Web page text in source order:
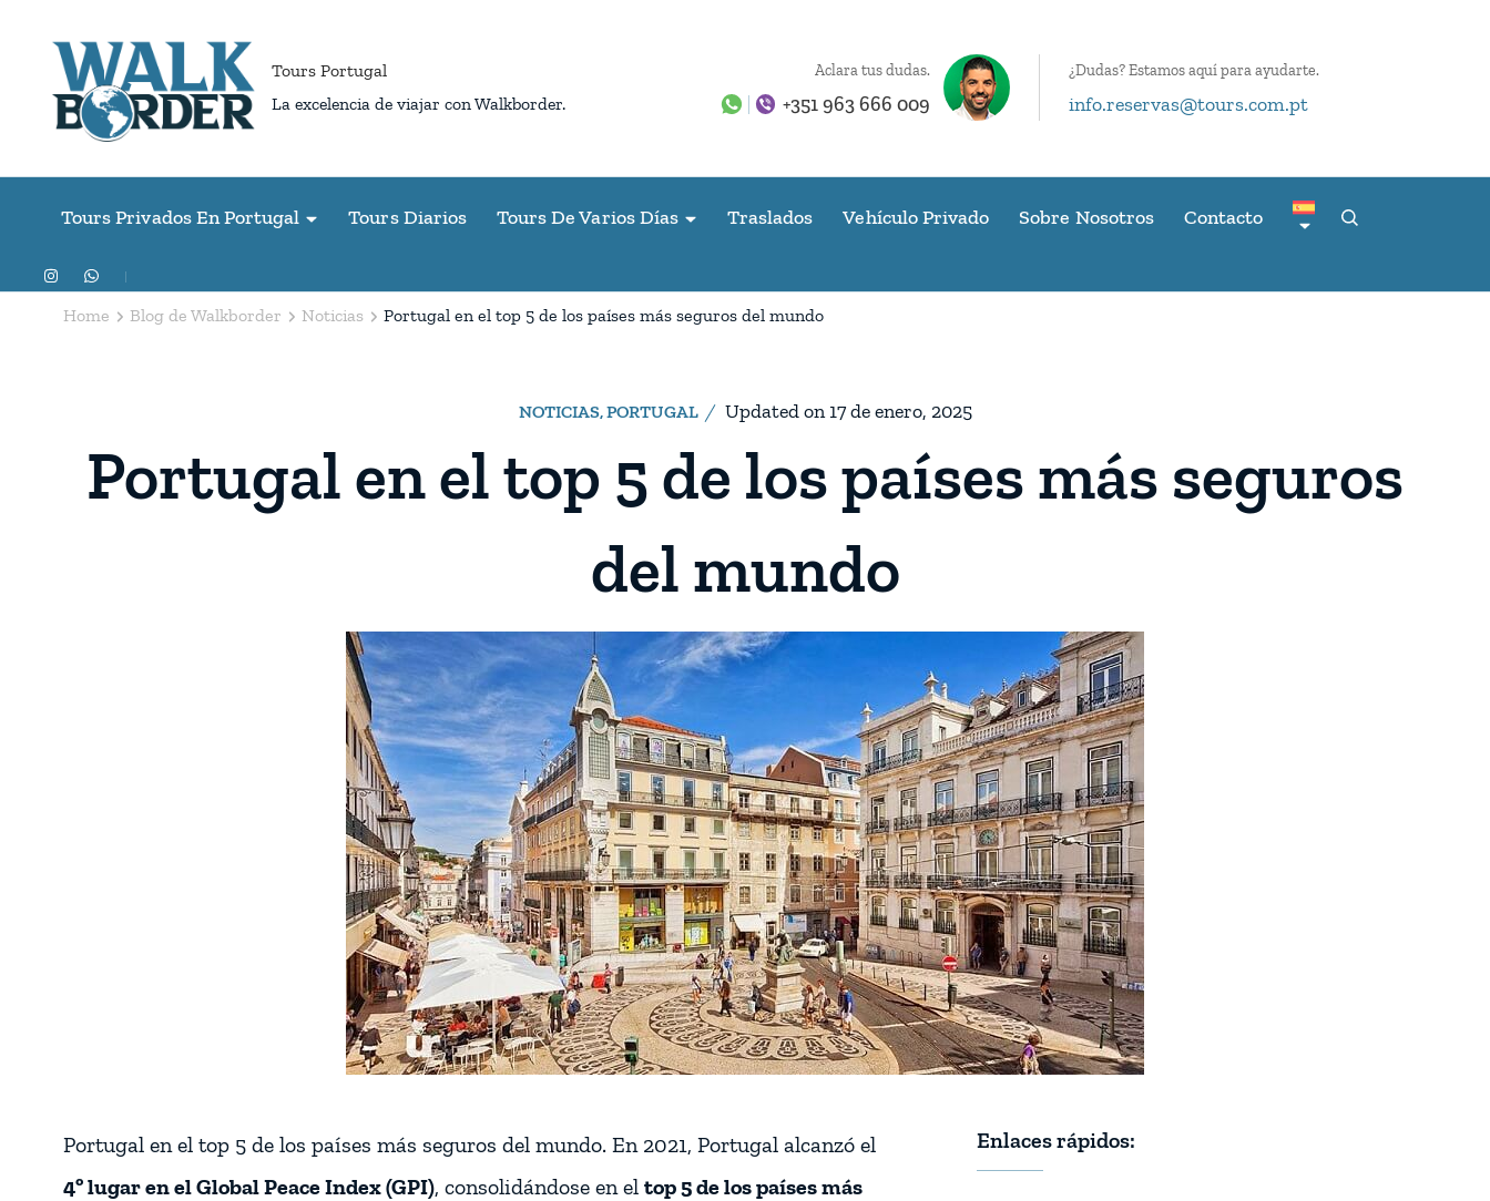
Tours Portugal
La excelencia de viajar con Walkborder.
Aclara tus dudas.
+351 963 666 009
¿Dudas? Estamos aquí para ayudarte.
info.reservas@tours.com.pt
Tours Privados En Portugal Tours Diarios Tours De Varios Días Traslados Vehículo Privado Sobre Nosotros Contacto
Home Blog de Walkborder Noticias Portugal en el top 5 de los países más seguros del mundo
NOTICIAS,PORTUGAL Updated on17 de enero, 2025
Portugal en el top 5 de los países más seguros
del mundo
Portugal en el top 5 de los países más seguros del mundo. En 2021, Portugal alcanzó el
4º lugar en el Global Peace Index (GPI), consolidándose en el top 5 de los países más
Enlaces rápidos: